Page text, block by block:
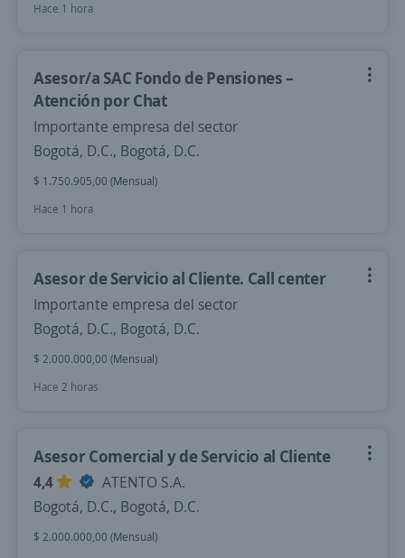
Hace 1 hora
Asesor/a SAC Fondo de Pensiones –
Atención por Chat
Importante empresa del sector
Bogotá, D.C., Bogotá, D.C.
$ 1.750.905,00 (Mensual)
Hace 1 hora
Asesor de Servicio al Cliente. Call center
Importante empresa del sector
Bogotá, D.C., Bogotá, D.C.
$ 2.000.000,00 (Mensual)
Hace 2 horas
Asesor Comercial y de Servicio al Cliente
4,4
ATENTO S.A.
Bogotá, D.C., Bogotá, D.C.
$ 2.000.000,00 (Mensual)